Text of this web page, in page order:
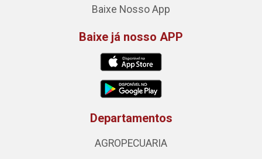
Baixe Nosso App
Baixe já nosso APP
Departamentos
AGROPECUARIA